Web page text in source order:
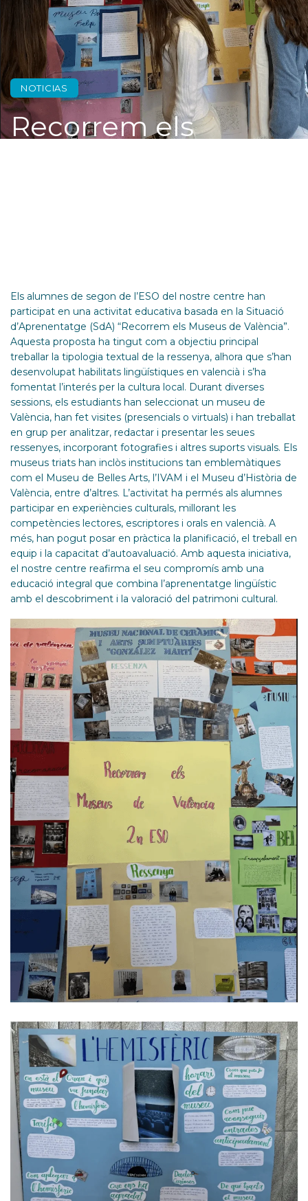
NOTICIAS
Recorrem els
Els alumnes de segon de l’ESO del nostre centre han
participat en una activitat educativa basada en la Situació
d’Aprenentatge (SdA) “Recorrem els Museus de València”.
Aquesta proposta ha tingut com a objectiu principal
treballar la tipologia textual de la ressenya, alhora que s’han
desenvolupat habilitats lingüístiques en valencià i s’ha
fomentat l’interés per la cultura local. Durant diverses
sessions, els estudiants han seleccionat un museu de
València, han fet visites (presencials o virtuals) i han treballat
en grup per analitzar, redactar i presentar les seues
ressenyes, incorporant fotografies i altres suports visuals. Els
museus triats han inclòs institucions tan emblemàtiques
com el Museu de Belles Arts, l’IVAM i el Museu d’Història de
València, entre d’altres. L’activitat ha permés als alumnes
participar en experiències culturals, millorant les
competències lectores, escriptores i orals en valencià. A
més, han pogut posar en pràctica la planificació, el treball en
equip i la capacitat d’autoavaluació. Amb aquesta iniciativa,
el nostre centre reafirma el seu compromís amb una
educació integral que combina l’aprenentatge lingüístic
amb el descobriment i la valoració del patrimoni cultural.